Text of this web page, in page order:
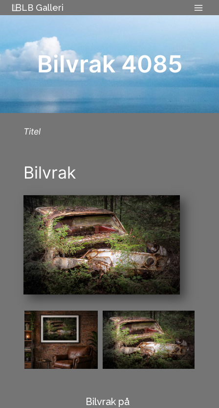
Skip
to
LB Galleri
Bilvrak 4085
Titel
Bilvrak
Bilvrak på